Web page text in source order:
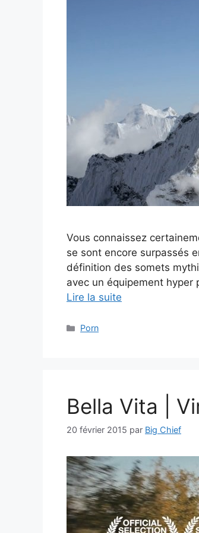
Vous connaissez
se sont encore surpassés
définition des somets
avec un équipement hyper
Lire la suite
Catégories
Porn
Bella Vita |
20 février 2015 par Big Chief